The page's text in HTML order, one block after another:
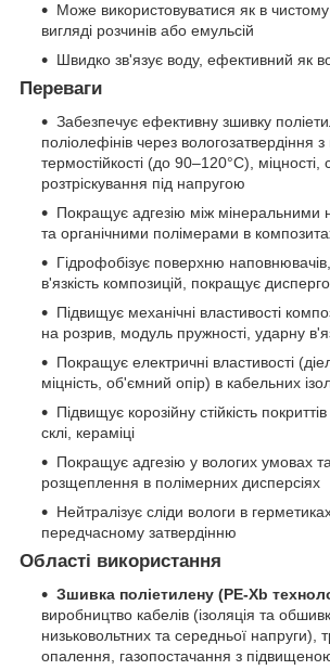
Може використовуватися як в чистому
вигляді розчинів або емульсій
Швидко зв'язує воду, ефективний як
Переваги
Забезпечує ефективну зшивку
поліолефінів через вологозатвердіння
термостійкості (до 90–120°C), міцності,
розтріскування під напругою
Покращує адгезію між мінеральними
та органічними полімерами в
Гідрофобізує поверхню
в'язкість композицій, покращує
Підвищує механічні властивості
на розрив, модуль пружності, ударну
Покращує електричні властивості
міцність, об'ємний опір) в кабельних
Підвищує корозійну стійкість
склі, кераміці
Покращує адгезію у вологих умовах та
розщеплення в полімерних дисперсіях
Нейтралізує сліди вологи в
передчасному затвердінню
Області використання
Зшивка поліетилену (PE-Xb
виробництво кабелів (ізоляція та
низьковольтних та середньої напруги),
опалення, газопостачання з